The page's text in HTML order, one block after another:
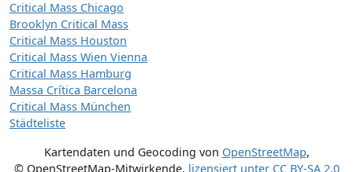
Critical Mass Chicago
Brooklyn Critical Mass
Critical Mass Houston
Critical Mass Wien Vienna
Critical Mass Hamburg
Massa Crítica Barcelona
Critical Mass München
Städteliste
Kartendaten und Geocoding von OpenStreetMap,
© OpenStreetMap-Mitwirkende, lizensiert unter CC BY-SA 2.0